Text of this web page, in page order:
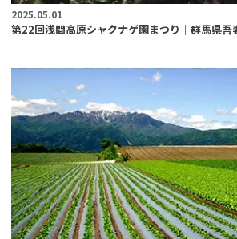
2025.05.01
第22回浅間高原シャクナゲ園まつり｜群馬県吾